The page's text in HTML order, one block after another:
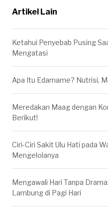
Artikel Lain
Ketahui Penyebab Pusing
Mengatasi
Apa Itu Edamame? Nutrisi,
Meredakan Maag dengan
Berikut!
Ciri-Ciri Sakit Ulu Hati pada
Mengelolanya
Mengawali Hari Tanpa
Lambung di Pagi Hari